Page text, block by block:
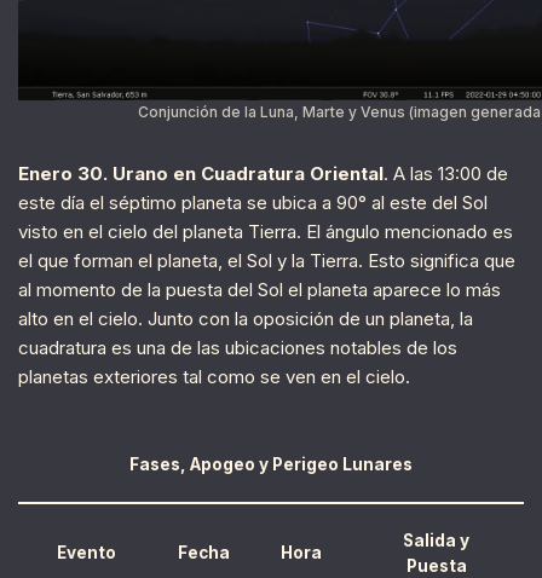
Conjunción de la Luna, Marte y Venus (imagen
Enero 30. Urano en Cuadratura Oriental. A las 13:00 de
este día el séptimo planeta se ubica a 90° al este del Sol
visto en el cielo del planeta Tierra. El ángulo mencionado es
el que forman el planeta, el Sol y la Tierra. Esto significa que
al momento de la puesta del Sol el planeta aparece lo más
alto en el cielo. Junto con la oposición de un planeta, la
cuadratura es una de las ubicaciones notables de los
planetas exteriores tal como se ven en el cielo.
Fases, Apogeo y Perigeo Lunares
Evento Fecha Hora
Salida y
Puesta